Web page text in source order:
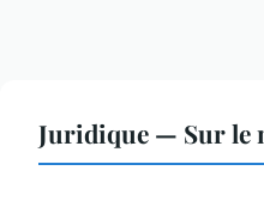
Juridique — Sur le